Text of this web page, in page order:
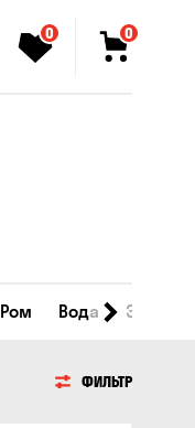
0 0
Ром Вода
ФИЛЬТР